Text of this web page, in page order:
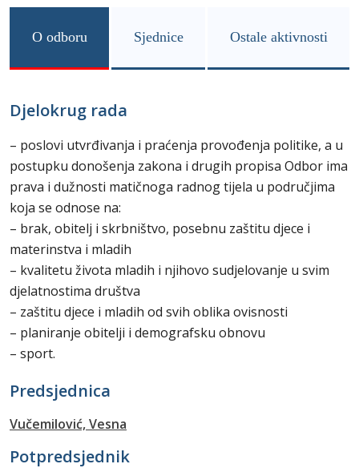
O odboru Sjednice Ostale aktivnosti
Djelokrug rada
– poslovi utvrđivanja i praćenja provođenja politike, a u
postupku donošenja zakona i drugih propisa Odbor ima
prava i dužnosti matičnoga radnog tijela u područjima
koja se odnose na:
– brak, obitelj i skrbništvo, posebnu zaštitu djece i
materinstva i mladih
– kvalitetu života mladih i njihovo sudjelovanje u svim
djelatnostima društva
– zaštitu djece i mladih od svih oblika ovisnosti
– planiranje obitelji i demografsku obnovu
– sport.
Predsjednica
Vučemilović, Vesna
Potpredsjednik